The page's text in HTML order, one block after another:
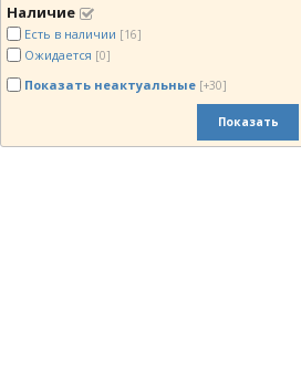
Наличие
Есть в наличии [16]
Ожидается [0]
Показать неактуальные [+30]
Показать